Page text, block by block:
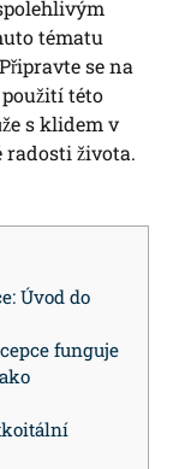
tématu
se na
této
s klidem v
radosti života.
Úvod do
funguje